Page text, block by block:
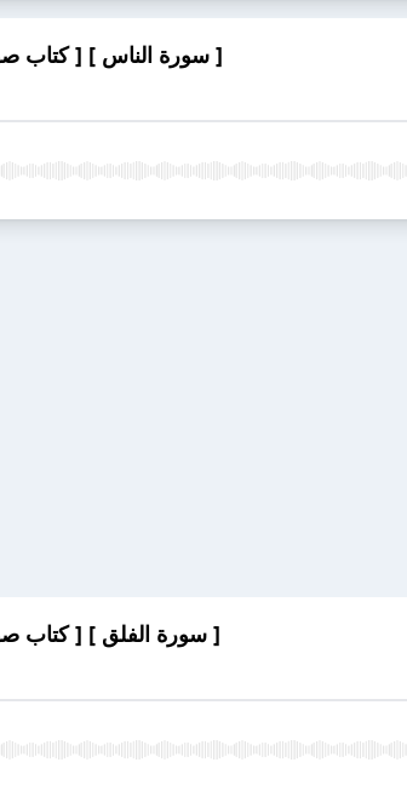
[ تفسير ابن كثير ] [ كتاب صوتي ] [ سورة الناس ]
[ تفسير ابن كثير ] [ كتاب صوتي ] [ سورة الفلق ]